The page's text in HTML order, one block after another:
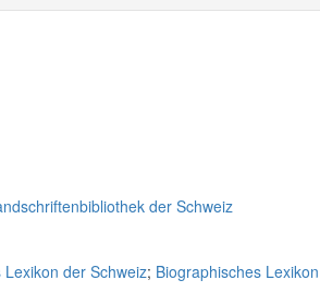
der Schweiz
Lexikon der Schweiz; Biographisches